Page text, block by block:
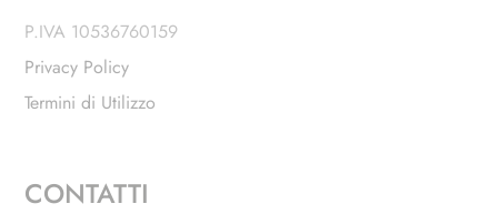
P.IVA 10536760159
Privacy Policy
Termini di Utilizzo
CONTATTI